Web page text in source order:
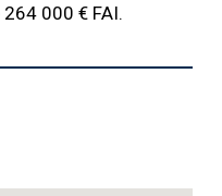
000 € FAI.